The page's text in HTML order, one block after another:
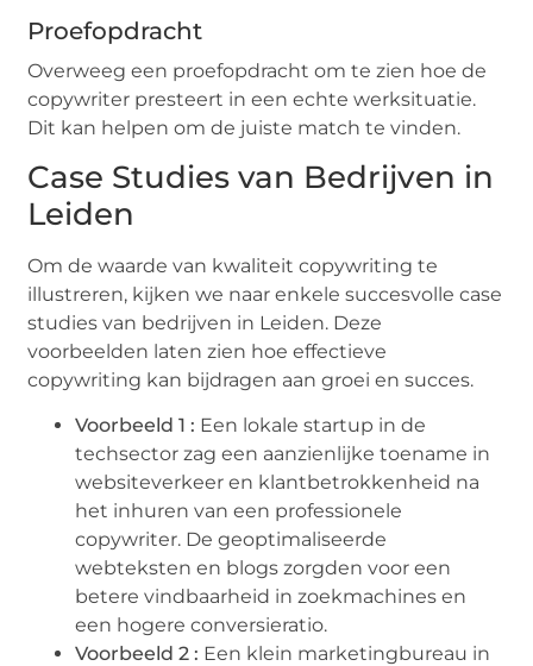
Proefopdracht
Overweeg een proefopdracht om te zien hoe de
copywriter presteert in een echte werksituatie.
Dit kan helpen om de juiste match te vinden.
Case Studies van Bedrijven in
Leiden
Om de waarde van kwaliteit copywriting te
illustreren, kijken we naar enkele succesvolle case
studies van bedrijven in Leiden. Deze
voorbeelden laten zien hoe effectieve
copywriting kan bijdragen aan groei en succes.
Voorbeeld 1 : Een lokale startup in de
techsector zag een aanzienlijke toename in
websiteverkeer en klantbetrokkenheid na
het inhuren van een professionele
copywriter. De geoptimaliseerde
webteksten en blogs zorgden voor een
betere vindbaarheid in zoekmachines en
een hogere conversieratio.
Voorbeeld 2 : Een klein marketingbureau in